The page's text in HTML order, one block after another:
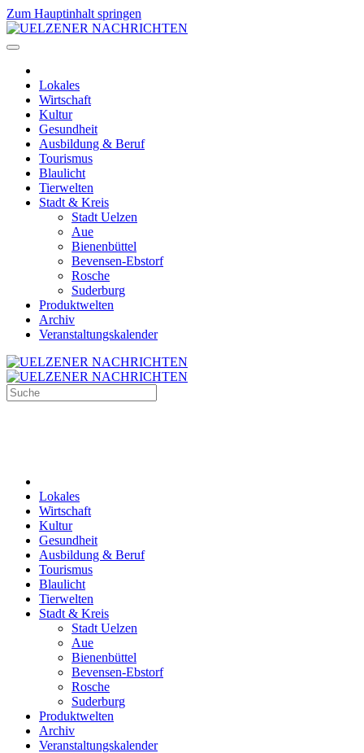
Zum Hauptinhalt springen
Lokales
Wirtschaft
Kultur
Gesundheit
Ausbildung & Beruf
Tourismus
Blaulicht
Tierwelten
Stadt & Kreis
Stadt Uelzen
Aue
Bienenbüttel
Bevensen-Ebstorf
Rosche
Suderburg
Produktwelten
Archiv
Veranstaltungskalender
Lokales
Wirtschaft
Kultur
Gesundheit
Ausbildung & Beruf
Tourismus
Blaulicht
Tierwelten
Stadt & Kreis
Stadt Uelzen
Aue
Bienenbüttel
Bevensen-Ebstorf
Rosche
Suderburg
Produktwelten
Archiv
Veranstaltungskalender